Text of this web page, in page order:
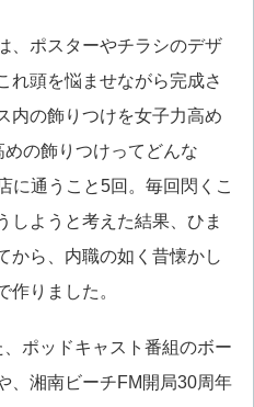
、ポスターやチラシのデザ
れ頭を悩ませながら完成さ
内の飾りつけを女子力高め
の飾りつけってどんな
に通うこと5回。毎回閃くこ
しようと考えた結果、ひま
から、内職の如く昔懐かし
作りました。
ポッドキャスト番組のボー
、湘南ビーチFM開局30周年